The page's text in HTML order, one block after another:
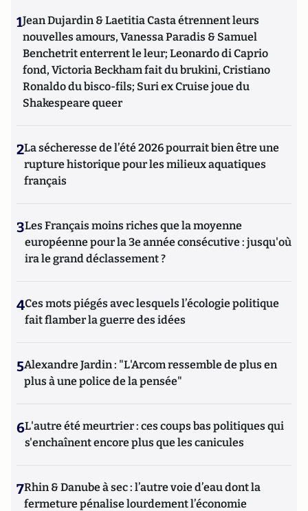
1Jean Dujardin & Laetitia Casta étrennent leurs
nouvelles amours, Vanessa Paradis & Samuel
Benchetrit enterrent le leur; Leonardo di Caprio
fond, Victoria Beckham fait du brukini, Cristiano
Ronaldo du bisco-fils; Suri ex Cruise joue du
Shakespeare queer
2La sécheresse de l’été 2026 pourrait bien être une
rupture historique pour les milieux aquatiques
français
3Les Français moins riches que la moyenne
européenne pour la 3e année consécutive : jusqu'où
ira le grand déclassement ?
4Ces mots piégés avec lesquels l’écologie politique
fait flamber la guerre des idées
5Alexandre Jardin : "L'Arcom ressemble de plus en
plus à une police de la pensée"
6L'autre été meurtrier : ces coups bas politiques qui
s'enchaînent encore plus que les canicules
7Rhin & Danube à sec : l’autre voie d’eau dont la
fermeture pénalise lourdement l’économie